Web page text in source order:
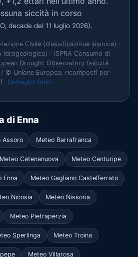
siccità in corso
decade del 11 luglio 2026).
Civile (classificazione sismica) ·
idrogeologico) · ISPRA Consumo di
Drought Observatory (siccità
© Unione Europea, ricomposti per
Dettaglio fonti.
di Enna
Assoro Meteo Barrafranca
Meteo Catenanuova Meteo Centuripe
Enna Meteo Gagliano Castelferrato
Nicosia Meteo Nissoria
Meteo Pietraperzia
Sperlinga Meteo Troina
Meteo Villarosa